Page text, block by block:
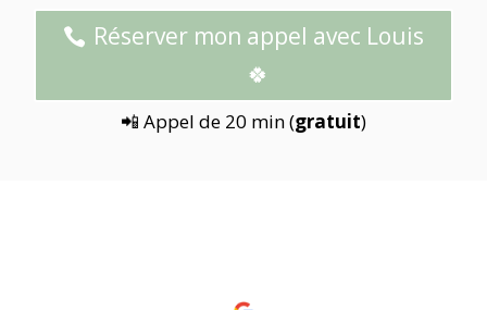
Réserver mon appel avec Louis
🍀
📲 Appel de 20 min (gratuit)